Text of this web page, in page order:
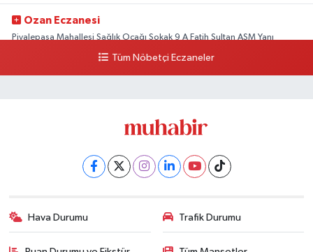
Ozan Eczanesi
Piyalepaşa Mahallesi Sağlık Ocağı Sokak 9 A Fatih Sultan ASM Yanı
Yol Tarifi Al
Tüm Nöbetçi Eczaneler
Hava Durumu Trafik Durumu